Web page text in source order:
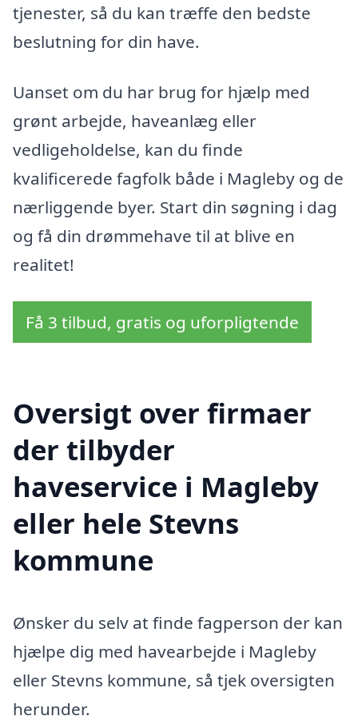
tjenester, så du kan træffe den bedste
beslutning for din have.
Uanset om du har brug for hjælp med
grønt arbejde, haveanlæg eller
vedligeholdelse, kan du finde
kvalificerede fagfolk både i Magleby og de
nærliggende byer. Start din søgning i dag
og få din drømmehave til at blive en
realitet!
Få 3 tilbud, gratis og uforpligtende
Oversigt over firmaer
der tilbyder
haveservice i Magleby
eller hele Stevns
kommune
Ønsker du selv at finde fagperson der kan
hjælpe dig med havearbejde i Magleby
eller Stevns kommune, så tjek oversigten
herunder.